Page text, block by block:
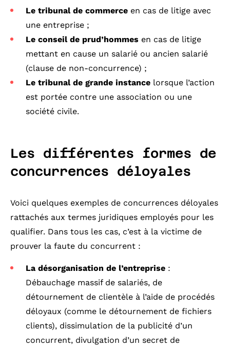
Le tribunal de commerce en cas de litige avec
une entreprise ;
Le conseil de prud’hommes en cas de litige
mettant en cause un salarié ou ancien salarié
(clause de non-concurrence) ;
Le tribunal de grande instance lorsque l’action
est portée contre une association ou une
société civile.
Les différentes formes de
concurrences déloyales
Voici quelques exemples de concurrences déloyales
rattachés aux termes juridiques employés pour les
qualifier. Dans tous les cas, c’est à la victime de
prouver la faute du concurrent :
La désorganisation de l’entreprise :
Débauchage massif de salariés, de
détournement de clientèle à l’aide de procédés
déloyaux (comme le détournement de fichiers
clients), dissimulation de la publicité d’un
concurrent, divulgation d’un secret de